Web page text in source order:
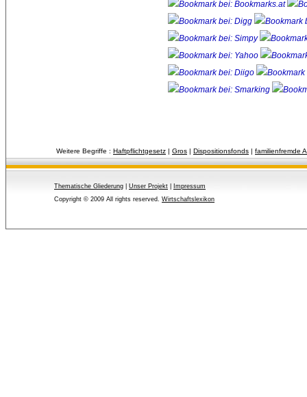
Weitere Begriffe : Haftpflichtgesetz | Gros | Dispositionsfonds | familienfremde
Thematische Gliederung Unser Projekt
Impressum
Copyright © 2009 All rights reserved. Wirtschaftslexikon